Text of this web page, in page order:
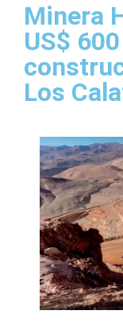
Minera
US$
Los